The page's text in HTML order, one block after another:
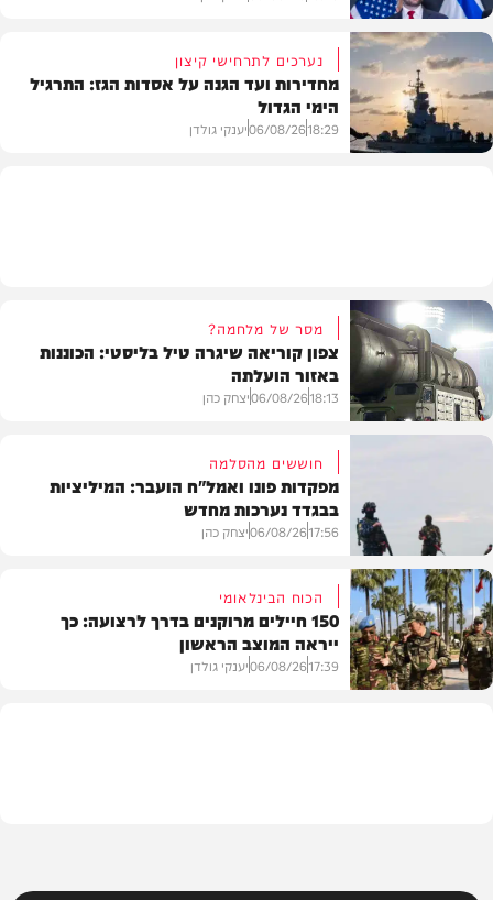
בעולם
נערכים לתרחישי קיצון
מחדירות ועד הגנה על אסדות הגז: התרגיל
הימי הגדול
18:29
06/08/26יענקי גולדן
מסר של מלחמה?
צפון קוריאה שיגרה טיל בליסטי: הכוננות
באזור הועלתה
18:13
06/08/26יצחק כהן
בעולם
חוששים מהסלמה
מפקדות פונו ואמל"ח הועבר: המיליציות
בבגדד נערכות מחדש
17:56
06/08/26יצחק כהן
הכוח הבינלאומי
150 חיילים מרוקנים בדרך לרצועה: כך
ייראה המוצב הראשון
17:39
06/08/26יענקי גולדן